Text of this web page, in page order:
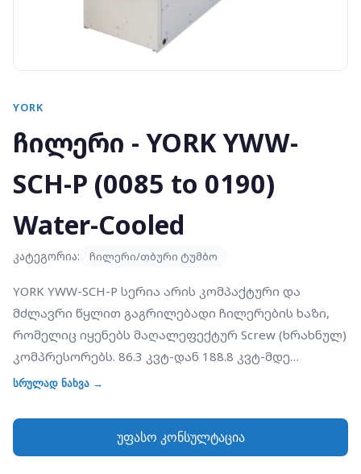
YORK
ჩილერი - YORK YWW-
SCH-P (0085 to 0190)
Water-Cooled
კატეგორია: ჩილერი/თბური ტუმბო
YORK YWW-SCH-P სერია არის კომპაქტური და
მძლავრი წყლით გაგრილებადი ჩილერების ხაზი,
რომელიც იყენებს მაღალეფექტურ Screw (ხრახნულ)
კომპრესორებს. 86.3 კვტ-დან 188.8 კვტ-მდე
გაგრილების სიმძლავრით, ეს აგრეგატები
ობიექტებისთვის, სადაც მოითხოვება ხრახნული
კომპრესორის საიმედოობა და სიმძლავრის ზუსტი
სრულად ნახვა →
უფასო კონსულტაცია